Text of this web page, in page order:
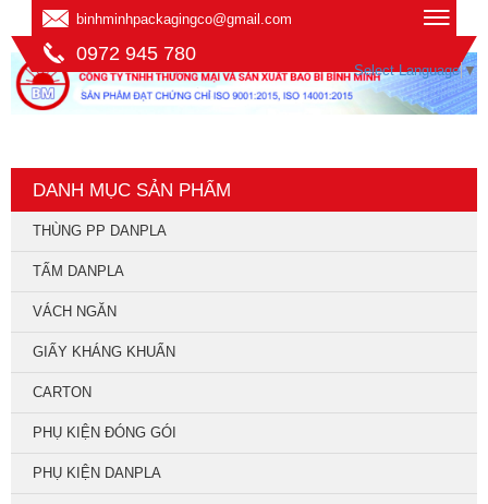
binhminhpackagingco@gmail.com
0972 945 780
Select Language ▼
DANH MỤC SẢN PHẨM
THÙNG PP DANPLA
TẤM DANPLA
VÁCH NGĂN
GIẤY KHÁNG KHUẨN
CARTON
PHỤ KIỆN ĐÓNG GÓI
PHỤ KIỆN DANPLA